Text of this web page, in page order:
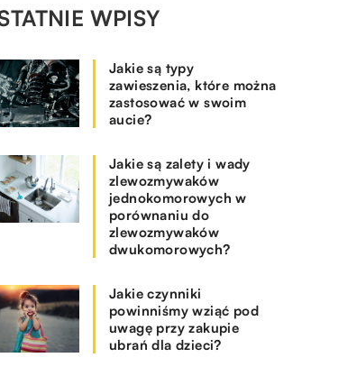
WPISY
Jakie są typy
zawieszenia, które można
zastosować w swoim
aucie?
Jakie są zalety i wady
zlewozmywaków
jednokomorowych w
porównaniu do
zlewozmywaków
dwukomorowych?
Jakie czynniki
powinniśmy wziąć pod
uwagę przy zakupie
ubrań dla dzieci?